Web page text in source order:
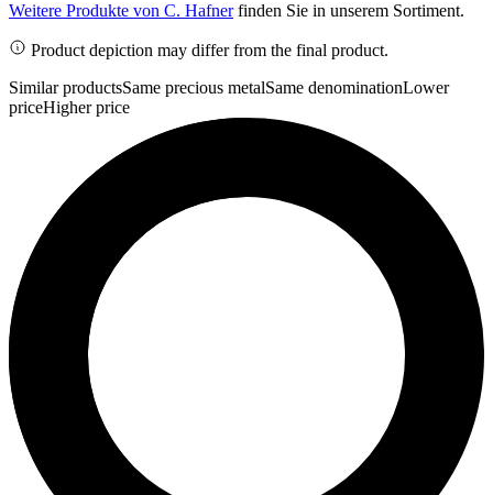
Weitere Produkte von C. Hafnerfinden Sie in unserem Sortiment.
Product depiction may differ from the final product.
Similar productsSame precious metalSame denominationLower
priceHigher price